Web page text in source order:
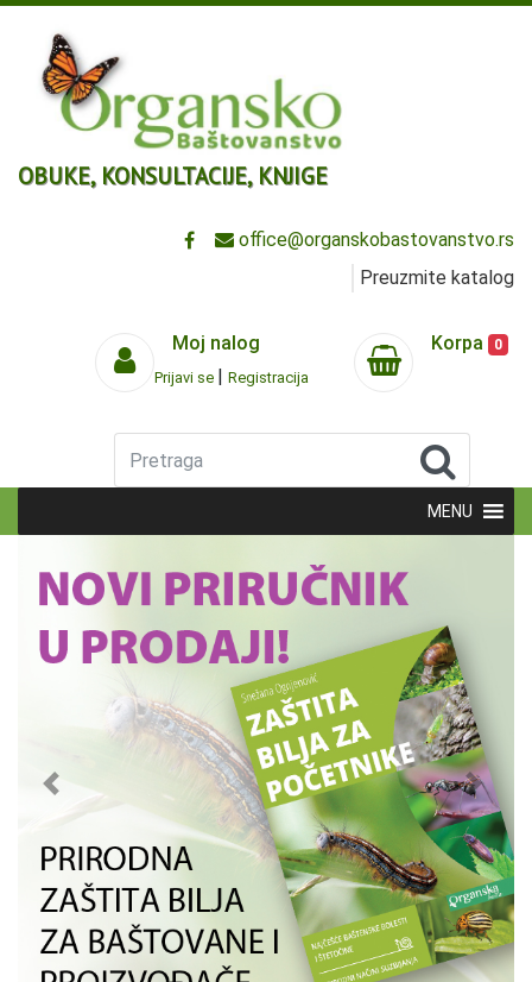
OBUKE, KONSULTACIJE, KNJIGE
office@organskobastovanstvo.rs
Preuzmite katalog
Moj nalog
Prijavi se | Registracija
Korpa 0
Pretraga
MENU
Previous Next